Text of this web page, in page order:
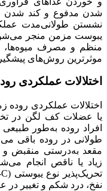
شدن مدفوع و کند شدن
نشستن طولانی‌مدت
یبوست مزمن منجر
منظم و مصرف میوه‌ها،
موثرترین روش‌های
اختلالات عملکردی
اختلالات عملکردی
یا عضلات کف لگن در
افراد روده به‌طور
طولانی در روده باقی
مقعد به‌درستی منقبض و
زیاد یا ناقص انجام
نفخ، درد شکم و تغییر در